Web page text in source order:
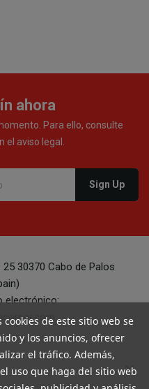
ahora
Para ello, consulte
el aviso legal.
30370 Cabo de Palos
electrónico:
9 a 14:30
keyboard_arrow_down
cookies de este sitio web se
y los anuncios, ofrecer
el tráfico. Además,
uso que haga del sitio web